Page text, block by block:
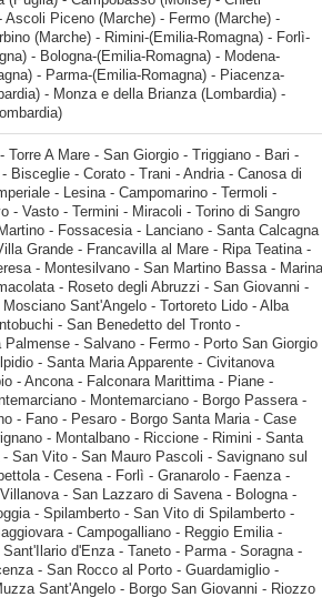
Piceno (Marche) - Fermo (Marche) -
(Marche) - Rimini-(Emilia-Romagna) - Forlì-
- Bologna-(Emilia-Romagna) - Modena-
- Parma-(Emilia-Romagna) - Piacenza-
- Monza e della Brianza (Lombardia) -
- Campomarino - Termoli - Marina di Montenero - San Salvo Marina - San Salvo - Vasto - Termini - Miracoli - Torino di Sangro Marina - Mozzagrogna - Santa Maria Imbaro - San Martino - Fossacesia - Lanciano - Santa Calcagna